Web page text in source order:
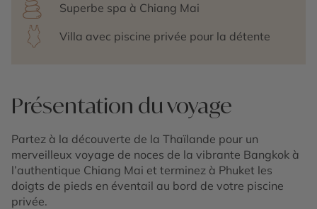
Superbe spa à Chiang Mai
Villa avec piscine privée pour la détente
Présentation du voyage
Partez à la découverte de la Thaïlande pour un
merveilleux voyage de noces de la vibrante Bangkok à
l’authentique Chiang Mai et terminez à Phuket les
doigts de pieds en éventail au bord de votre piscine
privée.